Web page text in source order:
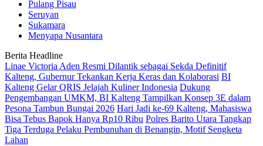
Pulang Pisau
Seruyan
Sukamara
Menyapa Nusantara
Berita Headline
Linae Victoria Aden Resmi Dilantik sebagai Sekda Definitif
Kalteng, Gubernur Tekankan Kerja Keras dan Kolaborasi BI
Kalteng Gelar QRIS Jelajah Kuliner Indonesia Dukung
Pengembangan UMKM, BI Kalteng Tampilkan Konsep 3E dalam
Pesona Tambun Bungai 2026 Hari Jadi ke-69 Kalteng, Mahasiswa
Bisa Tebus Bapok Hanya Rp10 Ribu Polres Barito Utara Tangkap
Tiga Terduga Pelaku Pembunuhan di Benangin, Motif Sengketa
Lahan